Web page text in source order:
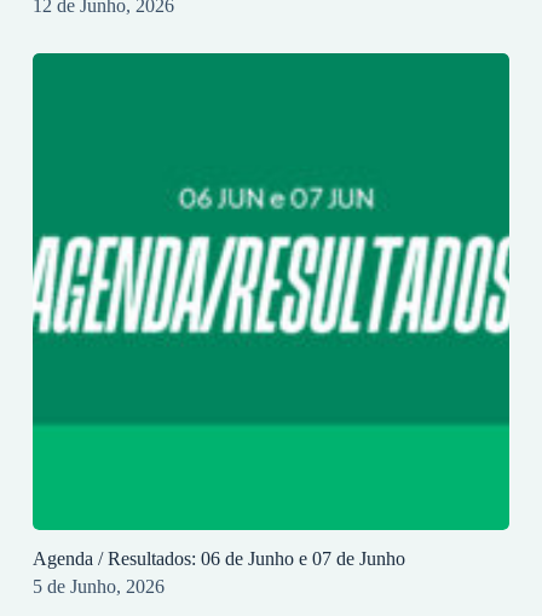
12 de Junho, 2026
Agenda / Resultados: 06 de Junho e 07 de Junho
5 de Junho, 2026